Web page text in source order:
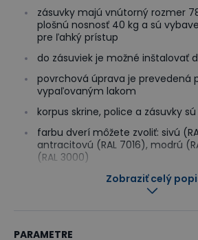
zásuvky majú vnútorný rozmer
plošnú nosnosť 40 kg a sú
pre ľahký prístup
do zásuviek je možné inštalovať
povrchová úprava je prevedená
vypaľovaným lakom
korpus skrine, police a zásuvky sú
farbu dverí môžete zvoliť: sivú
antracitovú (RAL 7016), modrú
(RAL 3000)
Rozmery zásuviek skríň
3U - výška čela zásuvky 129 mm,
Zobraziť celý
PARAMETRE